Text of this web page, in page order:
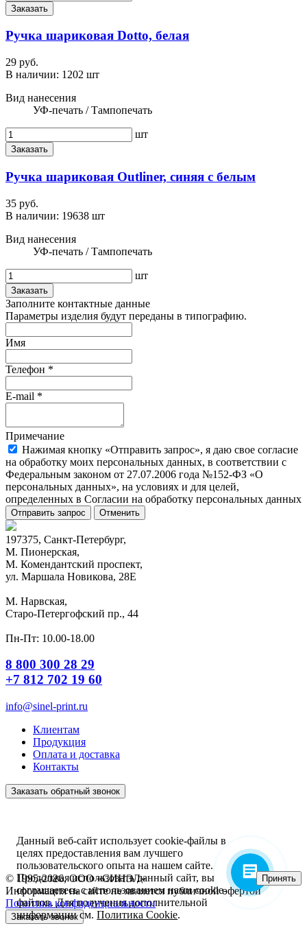
Заказать
Ручка шариковая Dotto, белая
29 руб.
В наличии: 1202 шт
Вид нанесения
УФ-печать / Тампопечать
шт
Заказать
Ручка шариковая Outliner, синяя с белым
35 руб.
В наличии: 19638 шт
Вид нанесения
УФ-печать / Тампопечать
шт
Заказать
Заполните контактные данные
Параметры изделия будут переданы в типографию.
Имя
Телефон *
E-mail *
Примечание
Нажимая кнопку «Отправить запрос», я даю свое согласие
на обработку моих персональных данных, в соответствии с
Федеральным законом от 27.07.2006 года №152-ФЗ «О
персональных данных», на условиях и для целей,
определенных в Согласии на обработку персональных данных
Отправить запрос Отменить
197375, Санкт-Петербург,
М. Пионерская,
М. Комендантский проспект,
ул. Маршала Новикова, 28Е
М. Нарвская,
Старо-Петергофский пр., 44
Пн-Пт: 10.00-18.00
8 800 300 28 29
+7 812 702 19 60
info@sinel-print.ru
Клиентам
Продукция
Оплата и доставка
Контакты
Заказать обратный звонок
© 1995-2026, ООО «СИНЭЛ»
Информация на сайте не является публичной офертой
Политика конфиденциальности
Заказать звонок
Данный веб-сайт использует cookie-файлы в
целях предоставления вам лучшего
пользовательского опыта на нашем сайте.
Продолжая использовать данный сайт, вы
соглашаетесь с использованием нами cookie-
файлов. Для получения дополнительной
информации см.Политика Cookie.
Принять